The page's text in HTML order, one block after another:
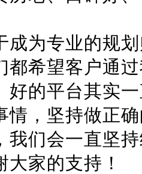
成为专业的规
都希望客户通
好的平台其实
情，坚持做正
我们会一直坚
家的支持！